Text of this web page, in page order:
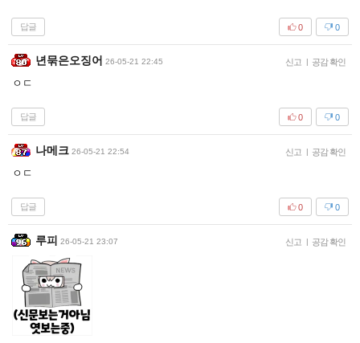
답글 0
0
년묶은오징어 26-05-21 22:45 신고 | 공감 확인
ㅇㄷ
답글 0
0
나메크 26-05-21 22:54 신고 | 공감 확인
ㅇㄷ
답글 0
0
루피 26-05-21 23:07 신고 | 공감 확인